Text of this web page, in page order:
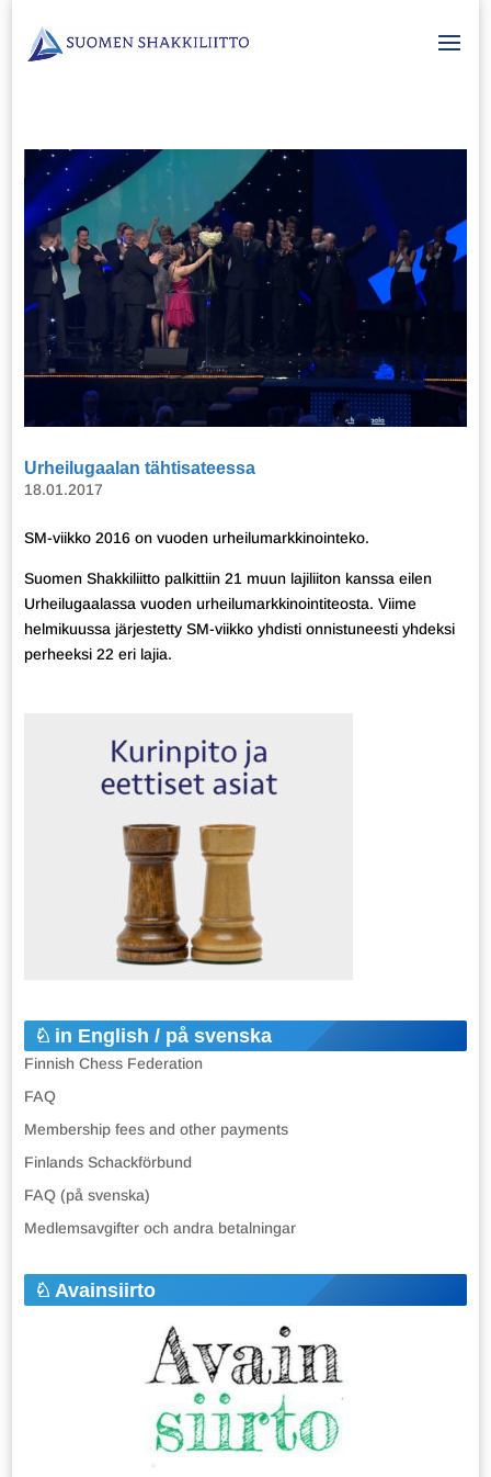
Urheilugaalan tähtisateessa
18.01.2017
SM-viikko 2016 on vuoden urheilumarkkinointeko.
Suomen Shakkiliitto palkittiin 21 muun lajiliiton kanssa eilen
Urheilugaalassa vuoden urheilumarkkinointiteosta. Viime
helmikuussa järjestetty SM-viikko yhdisti onnistuneesti yhdeksi
perheeksi 22 eri lajia.
in English / på svenska
Finnish Chess Federation
FAQ
Membership fees and other payments
Finlands Schackförbund
FAQ (på svenska)
Medlemsavgifter och andra betalningar
Avainsiirto